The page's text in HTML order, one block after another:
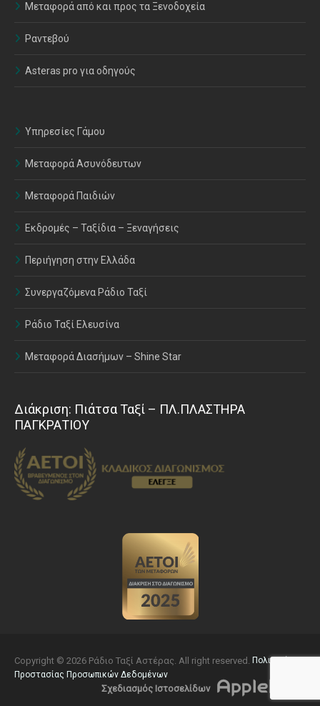
Μεταφορά από και προς τα Ξενοδοχεία
Ραντεβού
Asteras pro για οδηγούς
Υπηρεσίες Γάμου
Μεταφορά Ασυνόδευτων
Μεταφορά Παιδιών
Εκδρομές – Ταξίδια – Ξεναγήσεις
Περιήγηση στην Ελλάδα
Συνεργαζόμενα Ράδιο Ταξί
Ράδιο Ταξί Ελευσίνα
Μεταφορά Διασήμων – Shine Star
Διάκριση: Πιάτσα Ταξί – ΠΛ.ΠΛΑΣΤΗΡΑ
ΠΑΓΚΡΑΤΙΟΥ
Copyright © 2026 Ράδιο Ταξί Αστέρας. All right reserved. Πολιτική
Προστασίας Προσωπικών Δεδομένων
Σχεδιασμός Ιστοσελίδων